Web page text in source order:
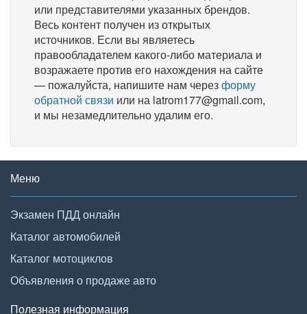
или представителями указанных брендов.
Весь контент получен из открытых
источников. Если вы являетесь
правообладателем какого-либо материала и
возражаете против его нахождения на сайте
— пожалуйста, напишите нам черезформу
обратной связи или на latrom177@gmail.com,
и мы незамедлительно удалим его.
Меню
Экзамен ПДД онлайн
Каталог автомобилей
Каталог мотоциклов
Объявления о продаже авто
Полезная информация